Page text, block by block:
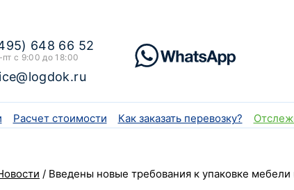
648 66 52
с 9:00 до 18:00
Расчет стоимости Как заказать перевозку?
/ Введены новые требования к упаковке мебели